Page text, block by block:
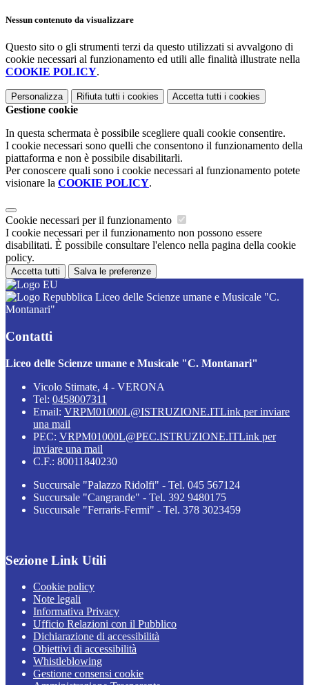
Nessun contenuto da visualizzare
Questo sito o gli strumenti terzi da questo utilizzati si avvalgono di
cookie necessari al funzionamento ed utili alle finalità illustrate nella
COOKIE POLICY.
Personalizza Rifiuta tutti i cookies Accetta tutti i cookies
Gestione cookie
In questa schermata è possibile scegliere quali cookie consentire.
I cookie necessari sono quelli che consentono il funzionamento della
piattaforma e non è possibile disabilitarli.
Per conoscere quali sono i cookie necessari al funzionamento potete
visionare la COOKIE POLICY.
Cookie necessari per il funzionamento
I cookie necessari per il funzionamento non possono essere
disabilitati. È possibile consultare l'elenco nella pagina della cookie
policy.
Accetta tutti Salva le preferenze
Liceo delle Scienze umane e Musicale "C.
Montanari"
Contatti
Liceo delle Scienze umane e Musicale "C. Montanari"
Vicolo Stimate, 4 - VERONA
Tel: 0458007311
Email: VRPM01000L@ISTRUZIONE.ITLink per inviare
una mail
PEC: VRPM01000L@PEC.ISTRUZIONE.ITLink per
inviare una mail
C.F.: 80011840230
Succursale "Palazzo Ridolfi" - Tel. 045 567124
Succursale "Cangrande" - Tel. 392 9480175
Succursale "Ferraris-Fermi" - Tel. 378 3023459
Sezione Link Utili
Cookie policy
Note legali
Informativa Privacy
Ufficio Relazioni con il Pubblico
Dichiarazione di accessibilità
Obiettivi di accessibilità
Whistleblowing
Gestione consensi cookie